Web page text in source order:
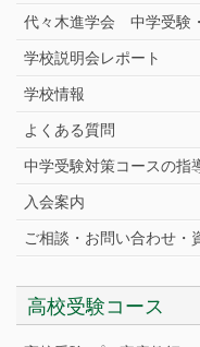
代々木進学会 中学受験
学校説明会レポート
学校情報
よくある質問
中学受験対策コースの指
入会案内
ご相談・お問い合わせ・
高校受験コース